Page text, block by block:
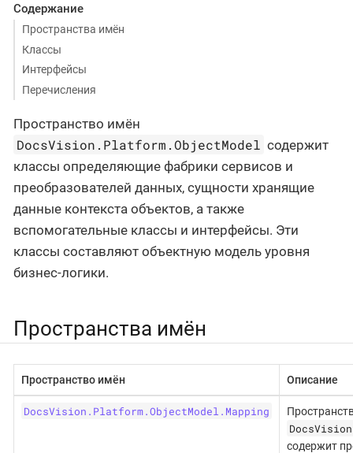
Содержание
Пространства имён
Классы
Интерфейсы
Перечисления
Пространство имён
DocsVision.Platform.ObjectModel содержит
классы определяющие фабрики сервисов и
преобразователей данных, сущности хранящие
данные контекста объектов, а также
вспомогательные классы и интерфейсы. Эти
классы составляют объектную модель уровня
бизнес-логики.
Пространства имён
Пространство имён Описание
DocsVision.Platform.ObjectModel.Mapping
содержит